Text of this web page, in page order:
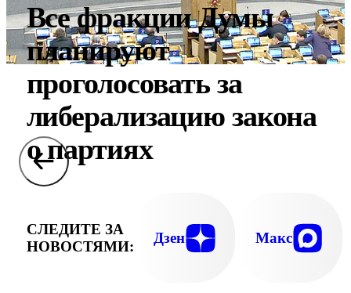
Все фракции Думы
планируют
проголосовать за
либерализацию закона
о партиях
СЛЕДИТЕ ЗА
НОВОСТЯМИ:
Дзен Макс